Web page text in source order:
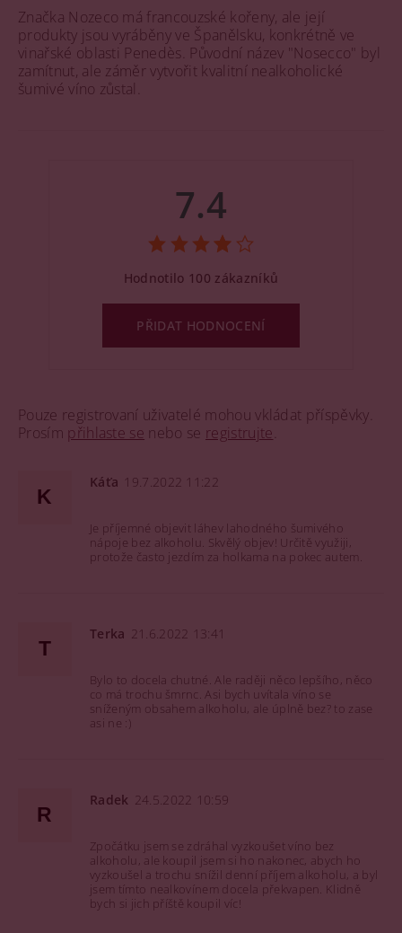
Značka Nozeco má francouzské kořeny, ale její
produkty jsou vyráběny ve Španělsku, konkrétně ve
vinařské oblasti Penedès. Původní název "Nosecco" byl
zamítnut, ale záměr vytvořit kvalitní nealkoholické
šumivé víno zůstal​​.
Pouze registrovaní uživatelé mohou vkládat příspěvky.
Prosím přihlaste se nebo se registrujte
K
Káťa 19.7.2022 11:22
Je příjemné objevit láhev lahodného šumivého
nápoje bez alkoholu. Skvělý objev! Určitě využiji,
protože často jezdím za holkama na pokec autem.
T
Terka 21.6.2022 13:41
Bylo to docela chutné. Ale raději něco lepšího, něco
co má trochu šmrnc. Asi bych uvítala víno se
sníženým obsahem alkoholu, ale úplně bez? to zase
asi ne :)
R
Radek 24.5.2022 10:59
Zpočátku jsem se zdráhal vyzkoušet víno bez
alkoholu, ale koupil jsem si ho nakonec, abych ho
vyzkoušel a trochu snížil denní příjem alkoholu, a byl
jsem tímto nealkovínem docela překvapen. Klidně
bych si jich příště koupil víc!
7.4
Hodnotilo 100 zákazníků
PŘIDAT HODNOCENÍ